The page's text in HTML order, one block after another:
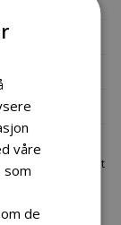
1til markedets
Service. Vi har et
våre
som
de